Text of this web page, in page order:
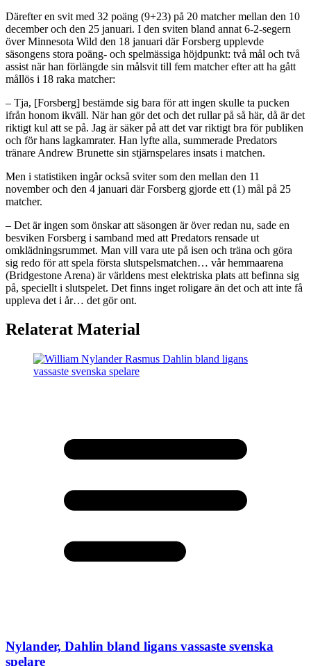
Därefter en svit med 32 poäng (9+23) på 20 matcher mellan den 10
december och den 25 januari. I den sviten bland annat 6-2-segern
över Minnesota Wild den 18 januari där Forsberg upplevde
säsongens stora poäng- och spelmässiga höjdpunkt: två mål och två
assist när han förlängde sin målsvit till fem matcher efter att ha gått
mållös i 18 raka matcher:
– Tja, [Forsberg] bestämde sig bara för att ingen skulle ta pucken
ifrån honom ikväll. När han gör det och det rullar på så här, då är det
riktigt kul att se på. Jag är säker på att det var riktigt bra för publiken
och för hans lagkamrater. Han lyfte alla, summerade Predators
tränare Andrew Brunette sin stjärnspelares insats i matchen.
Men i statistiken ingår också sviter som den mellan den 11
november och den 4 januari där Forsberg gjorde ett (1) mål på 25
matcher.
– Det är ingen som önskar att säsongen är över redan nu, sade en
besviken Forsberg i samband med att Predators rensade ut
omklädningsrummet. Man vill vara ute på isen och träna och göra
sig redo för att spela första slutspelsmatchen… vår hemmaarena
(Bridgestone Arena) är världens mest elektriska plats att befinna sig
på, speciellt i slutspelet. Det finns inget roligare än det och att inte få
uppleva det i år… det gör ont.
Relaterat Material
Nylander, Dahlin bland ligans vassaste svenska
spelare